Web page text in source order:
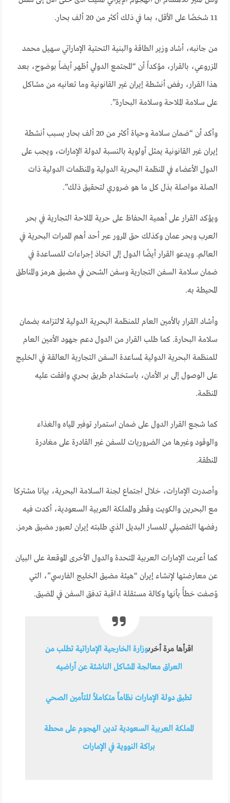
11 شخصًا على الأقل، بما في ذلك أكثر من 20 ألف بحار.
من جانبه، أشاد وزير الطاقة والبنية التحتية الإماراتي سهيل محمد
المزروعي، بالقرار، مؤكداً أن “المجتمع الدولي أظهر أيضاً بوضوح، بعد
هذا القرار، رفض أنشطة إيران غير القانونية وما تعانيه من مشاكل
على سلامة الملاحة وسلامة البحارة”.
وأكد أن “ضمان سلامة وحياة أكثر من 20 ألف بحار بسبب أنشطة
إيران غير القانونية يمثل أولوية بالنسبة لدولة الإمارات، ويجب على
الدول الأعضاء في المنظمة البحرية الدولية والمنظمات الدولية ذات
الصلة مواصلة بذل كل ما هو ضروري لتحقيق ذلك”.
ويؤكد القرار على أهمية الحفاظ على حرية الملاحة التجارية في بحر
العرب وبحر عمان وكذلك حق المرور عبر أحد أهم الممرات البحرية في
العالم. ويدعو القرار أيضًا الدول إلى اتخاذ إجراءات للمساعدة في
ضمان سلامة السفن التجارية وسفن الشحن في مضيق هرمز والمناطق
المحيطة به.
وأشاد القرار بالأمين العام للمنظمة البحرية الدولية لالتزامه بضمان
سلامة البحارة. كما طلب القرار من الدول دعم جهود الأمين العام
للمنظمة البحرية الدولية لمساعدة السفن التجارية العالقة في الخليج
على الوصول إلى بر الأمان، باستخدام طريق بحري وافقت عليه
المنظمة.
كما شجع القرار الدول على ضمان استمرار توفير المياه والغذاء
والوقود وغيرها من الضروريات للسفن غير القادرة على مغادرة
المنطقة.
وأصدرت الإمارات، خلال اجتماع لجنة السلامة البحرية، بيانا مشتركا
مع البحرين والكويت وقطر والمملكة العربية السعودية، أكدت فيه
رفضها التفصيلي للمسار البديل الذي طلبته إيران لعبور مضيق هرمز.
كما أعربت الإمارات العربية المتحدة والدول الأخرى الموقعة على البيان
عن معارضتها لإنشاء إيران “هيئة مضيق الخليج الفارسي”، التي
وُصفت خطأً بأنها وكالة مستقلة لمراقبة تدفق السفن في المضيق.
اقرأها مرة أخرىوزارة الخارجية الإماراتية تطلب من
العراق معالجة المشاكل الناشئة عن أراضيه
تطبق دولة الإمارات نظاماً متكاملاً للتأمين الصحي
المملكة العربية السعودية تدين الهجوم على محطة
براكة النووية في الإمارات